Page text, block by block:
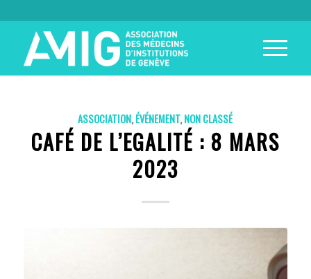
ASSOCIATION,ÉVÉNEMENT,NON CLASSÉ
CAFÉ DE L’EGALITÉ : 8 MARS
2023